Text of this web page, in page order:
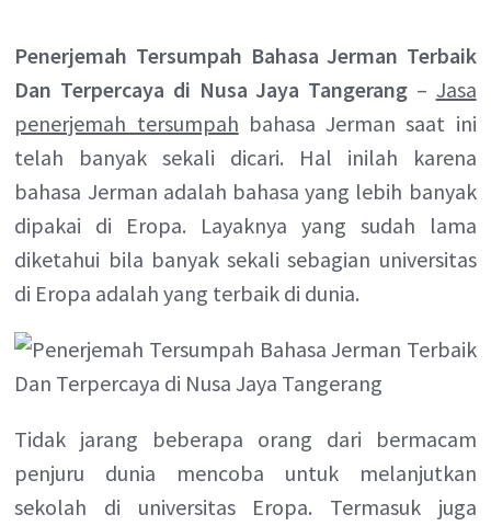
Penerjemah Tersumpah Bahasa Jerman Terbaik
Dan Terpercaya di Nusa Jaya Tangerang – Jasa
penerjemah tersumpah bahasa Jerman saat ini
telah banyak sekali dicari. Hal inilah karena
bahasa Jerman adalah bahasa yang lebih banyak
dipakai di Eropa. Layaknya yang sudah lama
diketahui bila banyak sekali sebagian universitas
di Eropa adalah yang terbaik di dunia.
Tidak jarang beberapa orang dari bermacam
penjuru dunia mencoba untuk melanjutkan
sekolah di universitas Eropa. Termasuk juga